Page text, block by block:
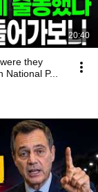
20:40
they
P...